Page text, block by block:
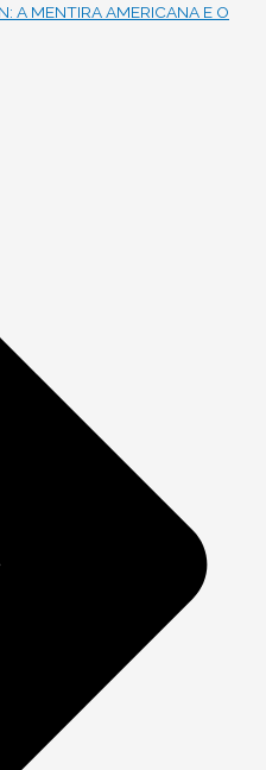
A MENTIRA AMERICANA E O